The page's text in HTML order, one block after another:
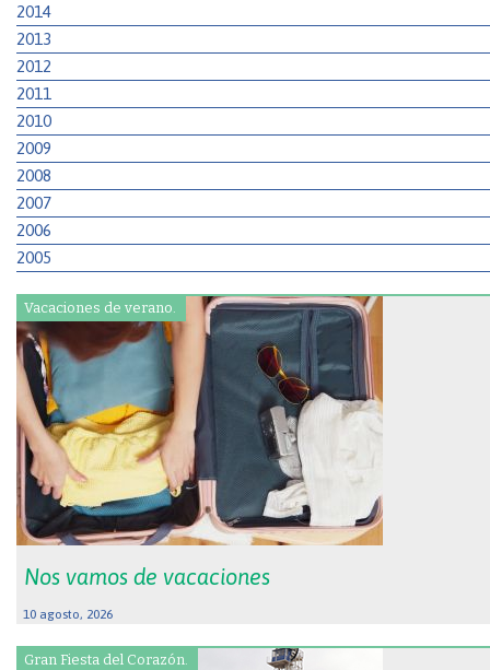
2014
2013
2012
2011
2010
2009
2008
2007
2006
2005
Vacaciones de verano.
Nos vamos de vacaciones
10 agosto, 2026
Gran Fiesta del Corazón.